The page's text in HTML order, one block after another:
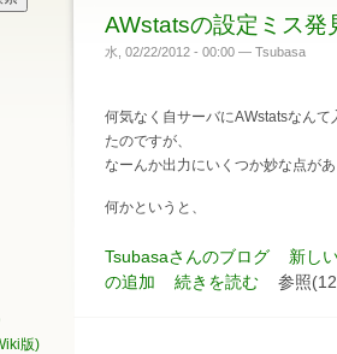
版)
AWstatsの設定ミス発
水, 02/22/2012 - 00:00 — Tsubasa
何気なく自サーバにAWstatsなん
たのですが、
なーんか出力にいくつか妙な点が
何かというと、
Tsubasaさんのブログ
新し
の追加
続きを読む 参照